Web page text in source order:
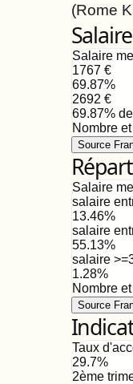
(Rome
Salaire
1767 €
69.87%
2692 €
69.87%
Nombre
Source
Salaire
salaire
13.46%
salaire
55.13%
salaire
1.28%
Nombre
Source
Taux
29.7%
2ème